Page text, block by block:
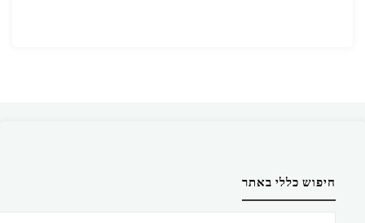
חיפוש כללי באתר